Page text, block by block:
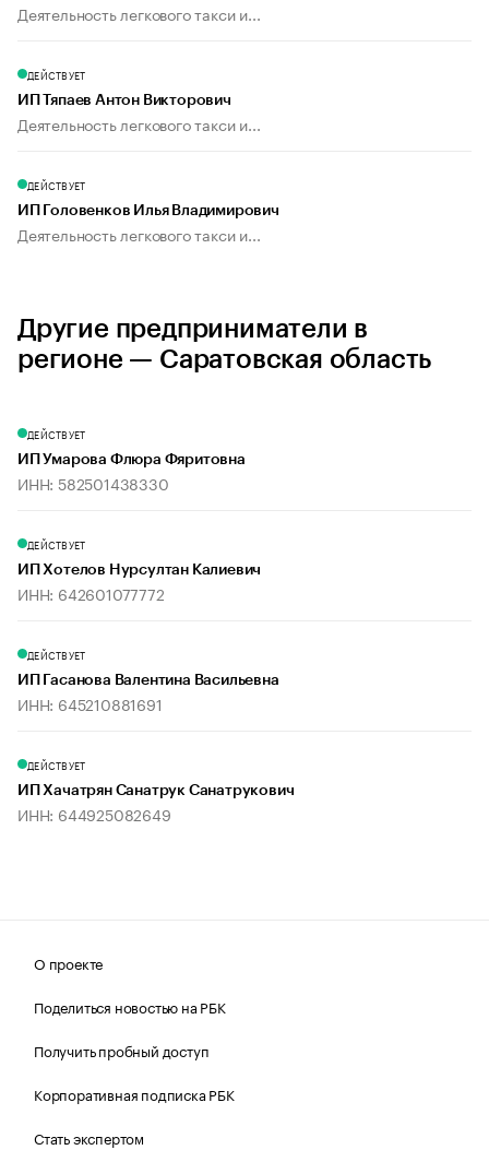
Деятельность легкового такси и...
ДЕЙСТВУЕТ
ИП Тяпаев Антон Викторович
Деятельность легкового такси и...
ДЕЙСТВУЕТ
ИП Головенков Илья Владимирович
Деятельность легкового такси и...
Другие предприниматели в
регионе — Саратовская область
ДЕЙСТВУЕТ
ИП Умарова Флюра Фяритовна
ИНН: 582501438330
ДЕЙСТВУЕТ
ИП Хотелов Нурсултан Калиевич
ИНН: 642601077772
ДЕЙСТВУЕТ
ИП Гасанова Валентина Васильевна
ИНН: 645210881691
ДЕЙСТВУЕТ
ИП Хачатрян Санатрук Санатрукович
ИНН: 644925082649
О проекте
Поделиться новостью на РБК
Получить пробный доступ
Корпоративная подписка РБК
Стать экспертом